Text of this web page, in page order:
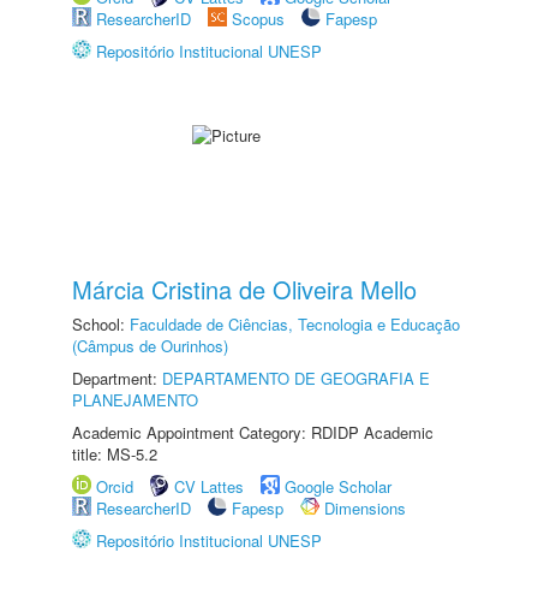
ResearcherID
Scopus
Fapesp
Repositório Institucional UNESP
Márcia Cristina de Oliveira Mello
School: Faculdade de Ciências, Tecnologia e Educação
(Câmpus de Ourinhos)
Department: DEPARTAMENTO DE GEOGRAFIA E
PLANEJAMENTO
Academic Appointment Category: RDIDP Academic
title: MS-5.2
Orcid
CV Lattes
Google Scholar
ResearcherID
Fapesp
Dimensions
Repositório Institucional UNESP